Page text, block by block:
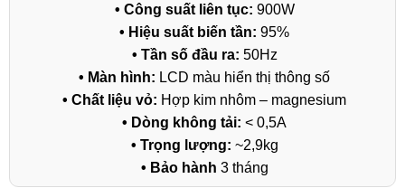
• Công suất liên tục: 900W
• Hiệu suất biến tần: 95%
• Tần số đầu ra: 50Hz
• Màn hình: LCD màu hiển thị thông số
• Chất liệu vỏ: Hợp kim nhôm – magnesium
• Dòng không tải: < 0,5A
• Trọng lượng: ~2,9kg
• Bảo hành 3 tháng